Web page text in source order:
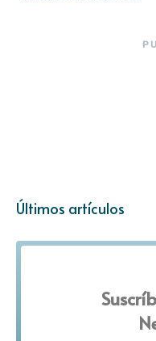
Últimos artículos